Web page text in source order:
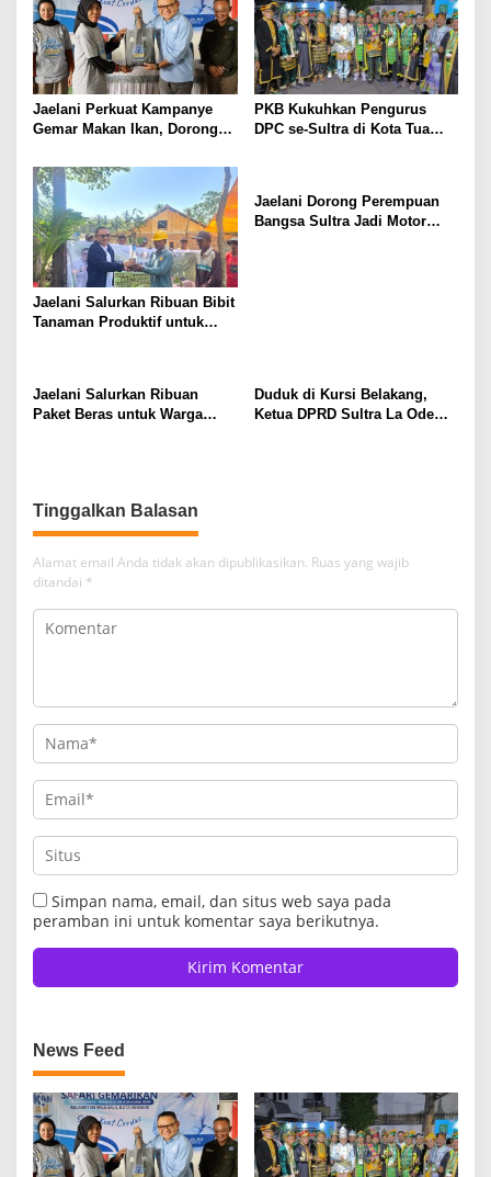
Jaelani Perkuat Kampanye
Gemar Makan Ikan, Dorong
Stunting di Kendari
PKB Kukuhkan Pengurus
DPC se-Sultra di Kota Tua
Jaelani Salurkan Ribuan Bibit
Tanaman Produktif untuk
Jaelani Dorong Perempuan
Bangsa Sultra Jadi Motor
Jaelani Salurkan Ribuan
Paket Beras untuk Warga
Duduk di Kursi Belakang,
Ketua DPRD Sultra La Ode
Tinggalkan Balasan
Alamat email Anda tidak akan dipublikasikan. Ruas yang wajib
ditandai *
Simpan nama, email, dan situs web saya pada
peramban ini untuk komentar saya berikutnya.
News Feed